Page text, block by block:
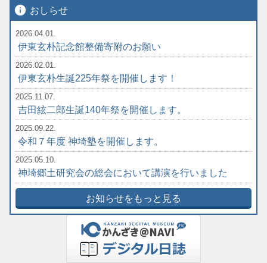
info おしらせ
2026.04.01.
伊東玄朴記念館整備寄附のお願い
2026.02.01.
伊東玄朴生誕225年祭を開催します！
2025.11.07.
吉田絃二郎生誕140年祭を開催します。
2025.09.22.
令和７年度 神埼塾を開催します。
2025.05.10.
神埼郷土研究会の総会において講演を行いました
お知らせをもっと見る